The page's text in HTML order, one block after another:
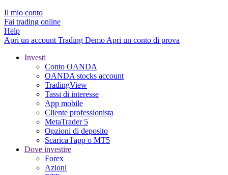
Il mio conto
Fai trading online
Help
Apri un account Trading Demo Apri un conto di prova
Investi
Conto OANDA
OANDA stocks account
TradingView
Tassi di interesse
App mobile
Cliente professionista
MetaTrader 5
Opzioni di deposito
Scarica l'app o MT5
Dove investire
Forex
Azioni